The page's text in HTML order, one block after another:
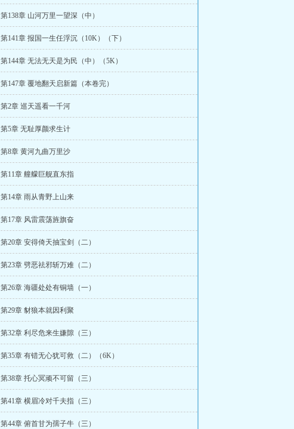
第138章 山河万里一望深（中）
第141章 报国一生任浮沉（10K）（下）
第144章 无法无天是为民（中）（5K）
第147章 覆地翻天启新篇（本卷完）
第2章 巡天遥看一千河
第5章 无耻厚颜求生计
第8章 黄河九曲万里沙
第11章 艟艨巨舰直东指
第14章 雨从青野上山来
第17章 风雷震荡旌旗奋
第20章 安得倚天抽宝剑（二）
第23章 劈恶祛邪斩万难（二）
第26章 海疆处处有铜墙（一）
第29章 豺狼本就因利聚
第32章 利尽危来生嫌隙（三）
第35章 有错无心犹可救（二）（6K）
第38章 托心冥顽不可留（三）
第41章 横眉冷对千夫指（三）
第44章 俯首甘为孺子牛（三）